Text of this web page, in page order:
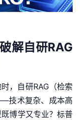
解自研RAG
，自研RAG（检索
技术复杂、成本高
博学又专业？标普